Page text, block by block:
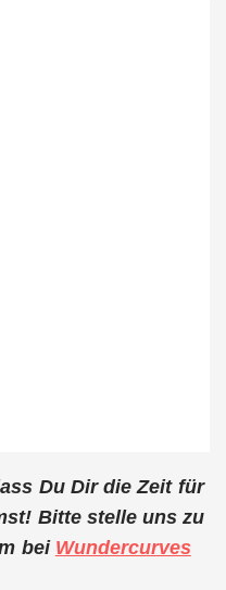
Du Dir die Zeit für
Bitte stelle uns zu
bei Wundercurves